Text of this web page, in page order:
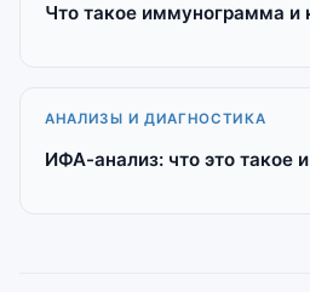
Что такое иммунограмма и
АНАЛИЗЫ И ДИАГНОСТИКА
ИФА-анализ: что это такое